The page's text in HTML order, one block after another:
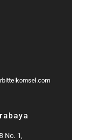
No. 1,